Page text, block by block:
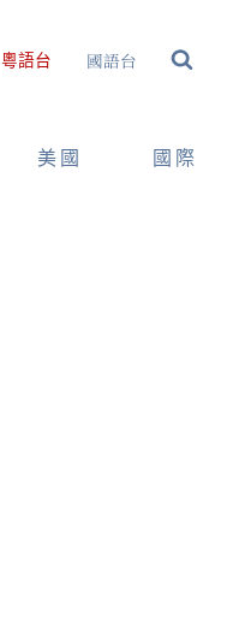
粵語台 國語台
美國 國際